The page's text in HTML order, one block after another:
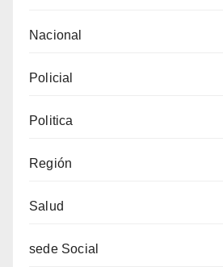
Nacional
Policial
Politica
Región
Salud
sede Social